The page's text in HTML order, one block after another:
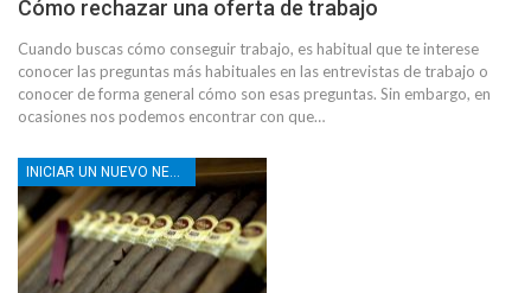
Cómo rechazar una oferta de trabajo
Cuando buscas cómo conseguir trabajo, es habitual que te interese
conocer las preguntas más habituales en las entrevistas de trabajo o
conocer de forma general cómo son esas preguntas. Sin embargo, en
ocasiones nos podemos encontrar con que…
INICIAR UN NUEVO NEGOCIO